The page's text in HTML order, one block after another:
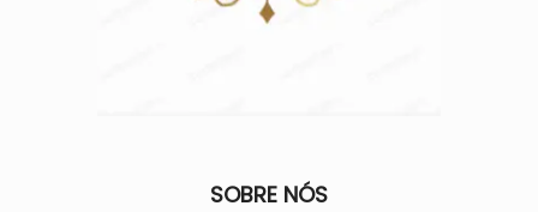
SOBRE NÓS